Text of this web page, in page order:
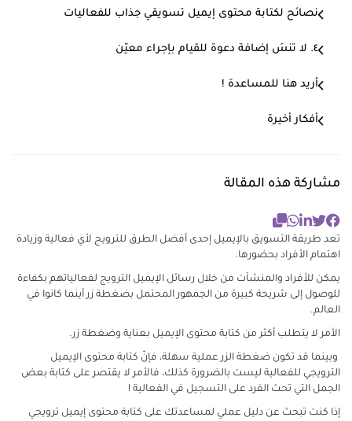
نصائح لكتابة محتوى إيميل تسويقي جذاب للفعاليات
٤. لا تنسَ إضافة دعوة للقيام بإجراء معيّن
أريد هنا للمساعدة !
أفكار أخيرة
مشاركة هذه المقالة
تعد طريقة التسويق بالإيميل إحدى أفضل الطرق للترويج لأي فعالية وزيادة
اهتمام الأفراد بحضورها.
يمكن للأفراد والمنشآت من خلال رسائل الإيميل الترويج لفعالياتهم بكفاءة
للوصول إلى شريحة كبيرة من الجمهور المحتمل بضغطة زر أينما كانوا في
العالم.
الأمر لا يتطلب أكثر من كتابة محتوى الإيميل بعناية وضغطة زر.
وبينما قد تكون ضغطة الزر عملية سهلة، فإنّ كتابة محتوى الإيميل
الترويجي للفعالية ليست بالضرورة كذلك، فالأمر لا يقتصر على كتابة بعض
الجمل التي تحث الفرد على التسجيل في الفعالية !
إذا كنت تبحث عن دليل عملي لمساعدتك على كتابة محتوى إيميل ترويجي